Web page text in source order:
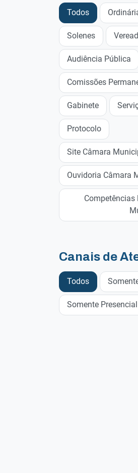
Todos
Solenes
Audiência Pública
Comissões
Gabinete
Protocolo
Site Câmara
Ouvidoria Câmara
Canais de
Todos
Somente Presencial